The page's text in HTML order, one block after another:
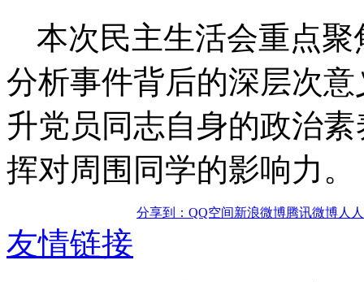
本次民主生活会重点
分析事件背后的深层次
升党员同志自身的政治
挥对周围同学的影响力。
分享到： QQ空间新浪微博腾讯微博人
友情链接